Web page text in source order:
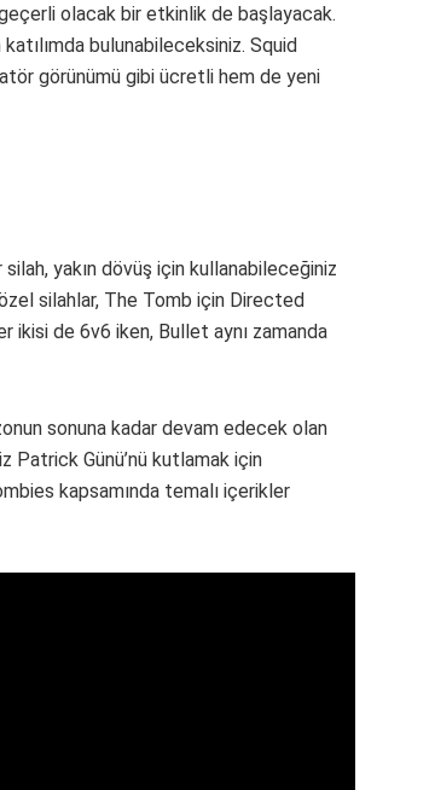
olacak bir etkinlik de başlayacak.
bulunabileceksiniz. Squid
görünümü gibi ücretli hem de yeni
yakın dövüş için kullanabileceğiniz
özel silahlar, The Tomb için Directed
ikisi de 6v6 iken, Bullet aynı zamanda
sonuna kadar devam edecek olan
Patrick Günü’nü kutlamak için
kapsamında temalı içerikler